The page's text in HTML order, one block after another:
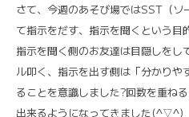
さて、今週のあそび場ではSST（ソ
て指示をだす、指示を聞くという
指示を聞く側のお友達は目隠しをし
ル叩く、指示を出す側は「分かり
ることを意識しました?回数を重ね
出来るようになってきました(^▽^)